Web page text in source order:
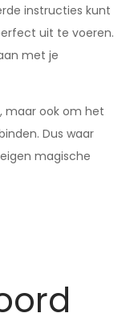
instructies kunt
uit te voeren.
met je
maar ook om het
Dus waar
magische